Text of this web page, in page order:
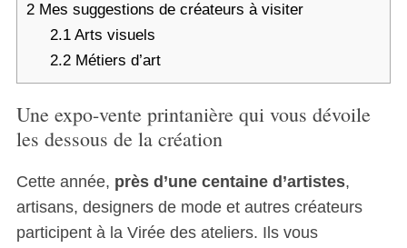
2Mes suggestions de créateurs à visiter
2.1Arts visuels
2.2Métiers d’art
Une expo-vente printanière qui vous dévoile
les dessous de la création
Cette année, près d’une centaine d’artistes,
artisans, designers de mode et autres créateurs
participent à la Virée des ateliers. Ils vous